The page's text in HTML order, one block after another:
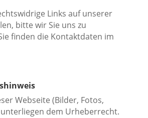
Links auf unserer
bitte wir Sie uns zu
finden die Kontaktdaten im
Webseite (Bilder, Fotos,
unterliegen dem Urheberrecht.